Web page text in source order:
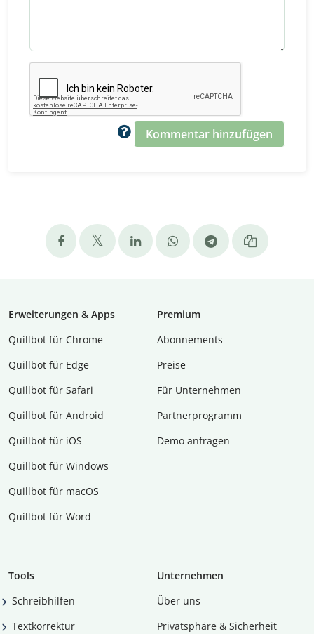
Kommentar hinzufügen
Erweiterungen & Apps
Quillbot für Chrome
Quillbot für Edge
Quillbot für Safari
Quillbot für Android
Quillbot für iOS
Quillbot für Windows
Quillbot für macOS
Quillbot für Word
Premium
Abon­ne­ments
Preise
Für Unternehmen
Partnerprogramm
Demo anfragen
Tools
Schreibhilfen
Textkorrektur
Unternehmen
Über uns
Privatsphäre & Sicherheit